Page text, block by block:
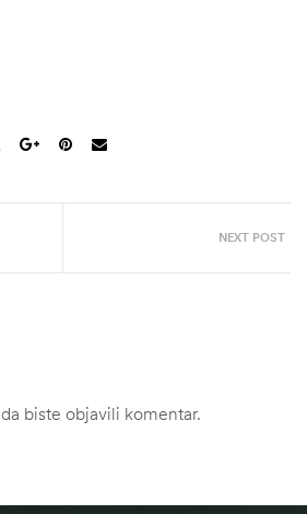
NEXT POST
da biste objavili komentar.